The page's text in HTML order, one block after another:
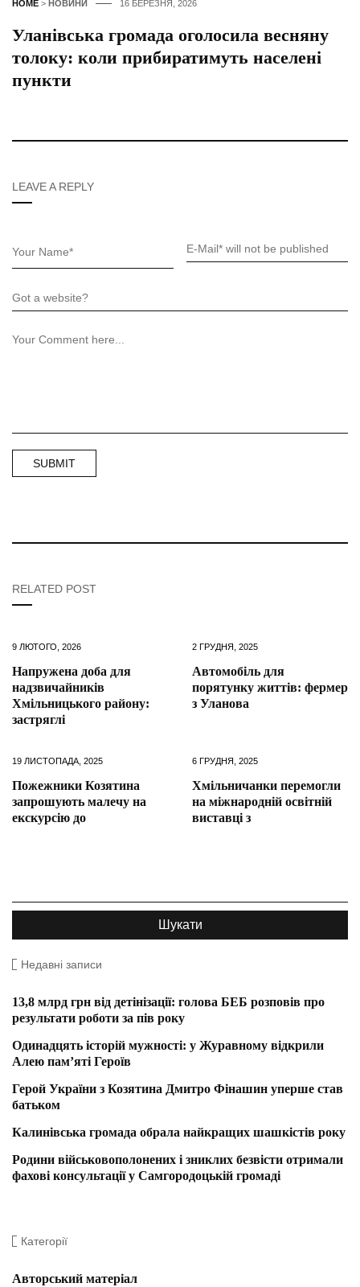
HOME > НОВИНИ 16 БЕРЕЗНЯ, 2026
Уланівська громада оголосила весняну
толоку: коли прибиратимуть населені
пункти
LEAVE A REPLY
RELATED POST
9 ЛЮТОГО, 2026
Напружена доба для
надзвичайників
Хмільницького району:
застряглі
2 ГРУДНЯ, 2025
Автомобіль для
порятунку життів: фермер
з Уланова
19 ЛИСТОПАДА, 2025
Пожежники Козятина
запрошують малечу на
екскурсію до
6 ГРУДНЯ, 2025
Хмільничанки перемогли
на міжнародній освітній
виставці з
Недавні записи
13,8 млрд грн від детінізації: голова БЕБ розповів про
результати роботи за пів року
Одинадцять історій мужності: у Журавному відкрили
Алею пам’яті Героїв
Герой України з Козятина Дмитро Фінашин уперше став
батьком
Калинівська громада обрала найкращих шашкістів року
Родини військовополонених і зниклих безвісти отримали
фахові консультації у Самгородоцькій громаді
Категорії
Авторський матеріал